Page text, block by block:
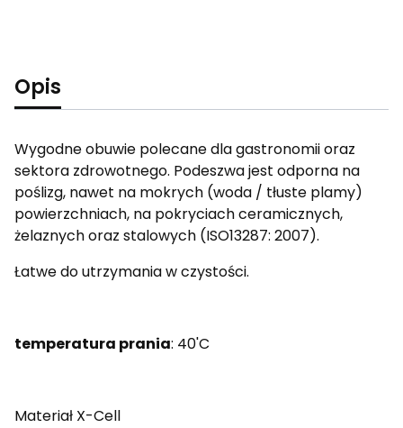
Opis
Wygodne obuwie polecane dla gastronomii oraz
sektora zdrowotnego. Podeszwa jest odporna na
poślizg, nawet na mokrych (woda / tłuste plamy)
powierzchniach, na pokryciach ceramicznych,
żelaznych oraz stalowych (ISO13287: 2007).
Łatwe do utrzymania w czystości.
temperatura prania: 40'C
Materiał X-Cell